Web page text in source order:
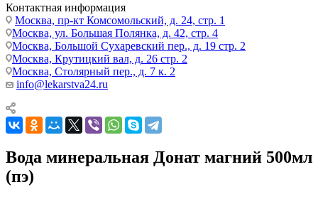
Контактная информация
Москва, пр-кт Комсомольский, д. 24, стр. 1
Москва, ул. Большая Полянка, д. 42, стр. 4
Москва, Большой Сухаревский пер., д. 19 стр. 2
Москва, Крутицкий вал, д. 26 стр. 2
Москва, Столярный пер., д. 7 к. 2
info@lekarstva24.ru
Вода минеральная Донат магний 500мл
(пэ)